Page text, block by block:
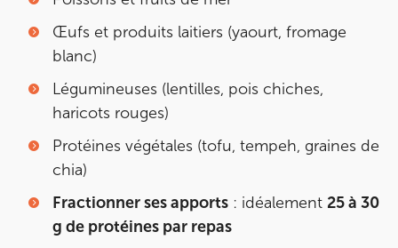
Œufs et produits laitiers (yaourt, fromage
blanc)
Légumineuses (lentilles, pois chiches,
haricots rouges)
Protéines végétales (tofu, tempeh, graines de
chia)
Fractionner ses apports : idéalement 25 à 30
g de protéines par repas